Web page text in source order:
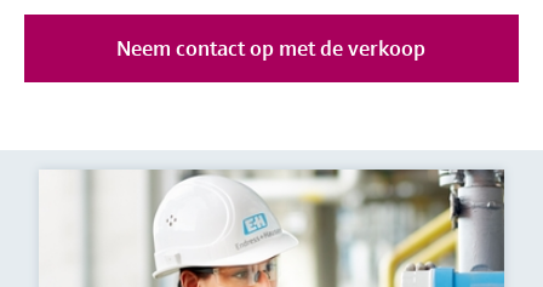
Neem contact op met de verkoop